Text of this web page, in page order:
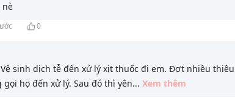
nè
0
sinh dịch tễ đến xử lý xịt thuốc đi em. Đợt nhiều
gọi họ đến xử lý. Sau đó thì yên... Xem thêm